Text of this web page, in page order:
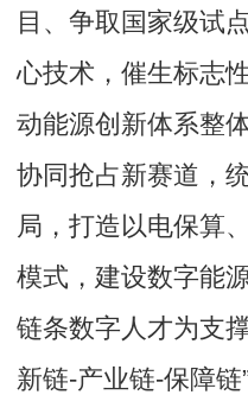
目、争取国家级试
心技术，催生标志
动能源创新体系整
协同抢占新赛道，
局，打造以电保算
模式，建设数字能
链条数字人才为支
新链-产业链-保障